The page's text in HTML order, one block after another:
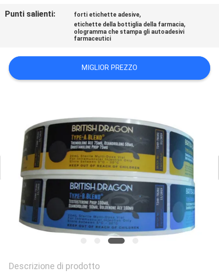
DEL
PRIVACY
POLICY
Punti salienti: forti etichette adesive,
etichette della bottiglia della farmacia,
ologramma che stampa gli autoadesivi
farmaceutici
MIGLIOR PREZZO
Descrizione di prodotto